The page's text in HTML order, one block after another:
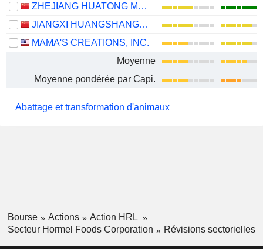
ZHEJIANG HUATONG MEAT PRODUCTS CO., LTD.
JIANGXI HUANGSHANGHUANG GROUP FOOD CO., LTD.
MAMA'S CREATIONS, INC.
Moyenne
Moyenne pondérée par Capi.
Abattage et transformation d'animaux
Bourse Actions
Action HRL
Secteur Hormel Foods Corporation
Révisions sectorielles